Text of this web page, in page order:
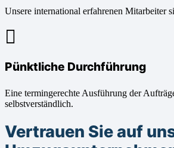
Unsere international erfahrenen Mitarbeiter
Pünktliche Durchführung
Eine termingerechte Ausführung der
selbstverständlich.
Vertrauen Sie auf